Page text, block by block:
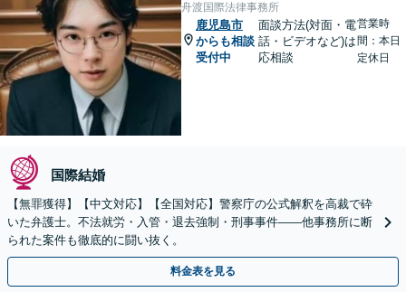
舟渡国際法律事務所
鹿児島市
からも相談
受付中
面談方法(対面・電
話・ビデオなど)は
応相談
営業時
間：本日
定休日
国際結婚
【無罪獲得】【中文対応】【全国対応】警察庁の公式解釈を高裁で砕
いた弁護士。不法就労・入管・退去強制・刑事事件——他事務所に断
られた案件も徹底的に闘い抜く。
料金表を見る